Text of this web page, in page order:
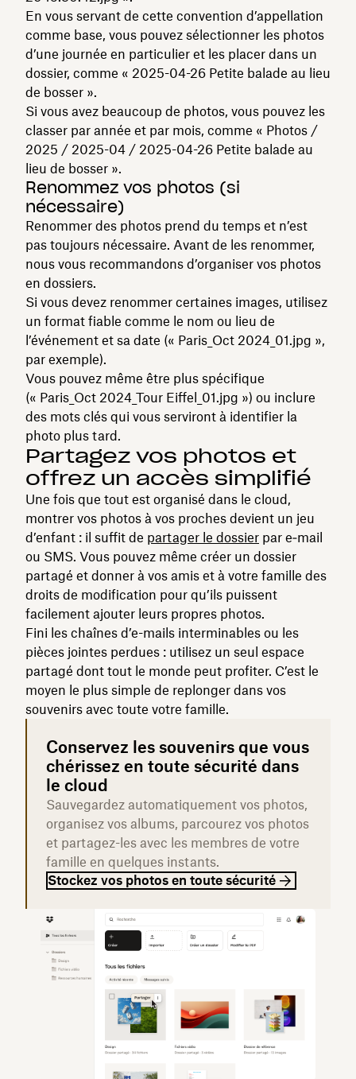
En vous servant de cette convention d’appellation
comme base, vous pouvez sélectionner les photos
d’une journée en particulier et les placer dans un
dossier, comme « 2025-04-26 Petite balade au lieu
de bosser ».
Si vous avez beaucoup de photos, vous pouvez les
classer par année et par mois, comme « Photos /
2025 / 2025-04 / 2025-04-26 Petite balade au
lieu de bosser ».
Renommez vos photos (si
nécessaire)
Renommer des photos prend du temps et n’est
pas toujours nécessaire. Avant de les renommer,
nous vous recommandons d’organiser vos photos
en dossiers.
Si vous devez renommer certaines images, utilisez
un format fiable comme le nom ou lieu de
l’événement et sa date (« Paris_Oct 2024_01.jpg »,
par exemple).
Vous pouvez même être plus spécifique
(« Paris_Oct 2024_Tour Eiffel_01.jpg ») ou inclure
des mots clés qui vous serviront à identifier la
photo plus tard.
Partagez vos photos et
offrez un accès simplifié
Une fois que tout est organisé dans le cloud,
montrer vos photos à vos proches devient un jeu
d’enfant : il suffit de partager le dossier par e‑mail
ou SMS. Vous pouvez même créer un dossier
partagé et donner à vos amis et à votre famille des
droits de modification pour qu’ils puissent
facilement ajouter leurs propres photos.
Fini les chaînes d’e-mails interminables ou les
pièces jointes perdues : utilisez un seul espace
partagé dont tout le monde peut profiter. C’est le
moyen le plus simple de replonger dans vos
souvenirs avec toute votre famille.
Conservez les souvenirs que vous
chérissez en toute sécurité dans
le cloud
Sauvegardez automatiquement vos photos,
organisez vos albums, parcourez vos photos
et partagez-les avec les membres de votre
famille en quelques instants.
Stockez vos photos en toute sécurité